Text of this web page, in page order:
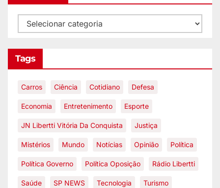
Tags
Carros Ciência Cotidiano Defesa
Economia Entretenimento Esporte
JN Libertti Vitória Da Conquista Justiça
Mistérios Mundo Notícias Opinião Política
Política Governo Política Oposição Rádio Libertti
Saúde SP NEWS Tecnologia Turismo